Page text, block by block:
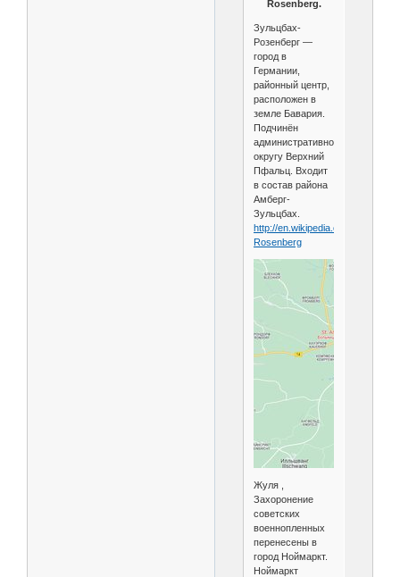
Rosenberg.
Зульцбах-
Розенберг —
город в
Германии,
районный центр,
расположен в
земле Бавария.
Подчинён
административному
округу Верхний
Пфальц. Входит
в состав района
Амберг-
Зульцбах.
http://en.wikipedia.org/wiki/
Rosenberg
Жуля ,
Захоронение
советских
военнопленных
перенесены в
город Ноймаркт.
Ноймаркт